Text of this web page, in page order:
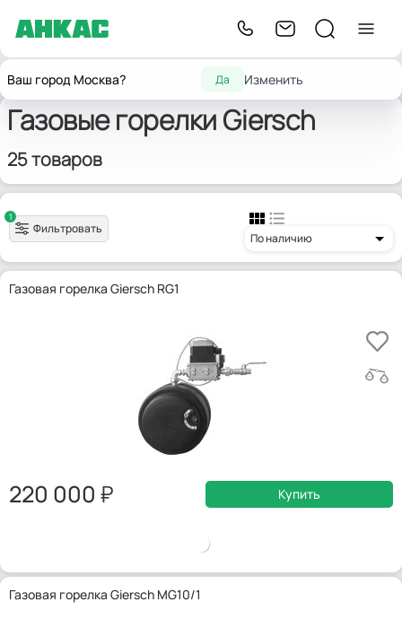
Ваш город Москва? Да Изменить
ГлавнаяГорелки для котлов отопления Газовые горелки
Газовые горелки Giersch
25 товаров
1
Фильтровать
По наличию
Газовая горелка Giersch RG1
220 000 Купить
Газовая горелка Giersch MG10/1